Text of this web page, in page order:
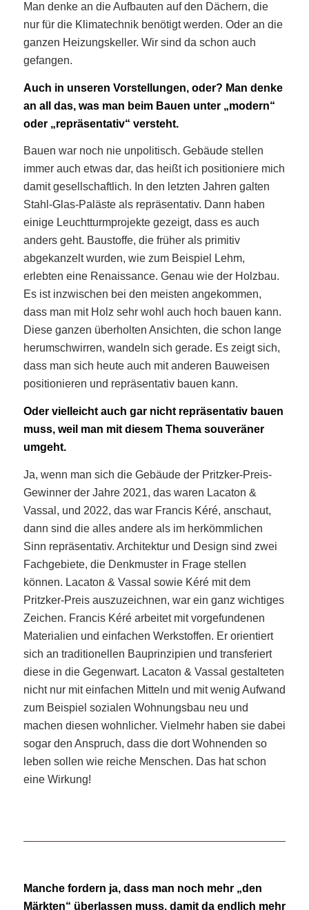
Man denke an die Aufbauten auf den Dächern, die
nur für die Klimatechnik benötigt werden. Oder an die
ganzen Heizungskeller. Wir sind da schon auch
gefangen.
Auch in unseren Vorstellungen, oder? Man denke
an all das, was man beim Bauen unter „modern“
oder „repräsentativ“ versteht.
Bauen war noch nie unpolitisch. Gebäude stellen
immer auch etwas dar, das heißt ich positioniere mich
damit gesellschaftlich. In den letzten Jahren galten
Stahl-Glas-Paläste als repräsentativ. Dann haben
einige Leuchtturmprojekte gezeigt, dass es auch
anders geht. Baustoffe, die früher als primitiv
abgekanzelt wurden, wie zum Beispiel Lehm,
erlebten eine Renaissance. Genau wie der Holzbau.
Es ist inzwischen bei den meisten angekommen,
dass man mit Holz sehr wohl auch hoch bauen kann.
Diese ganzen überholten Ansichten, die schon lange
herumschwirren, wandeln sich gerade. Es zeigt sich,
dass man sich heute auch mit anderen Bauweisen
positionieren und repräsentativ bauen kann.
Oder vielleicht auch gar nicht repräsentativ bauen
muss, weil man mit diesem Thema souveräner
umgeht.
Ja, wenn man sich die Gebäude der Pritzker-Preis-
Gewinner der Jahre 2021, das waren Lacaton &
Vassal, und 2022, das war Francis Kéré, anschaut,
dann sind die alles andere als im herkömmlichen
Sinn repräsentativ. Architektur und Design sind zwei
Fachgebiete, die Denkmuster in Frage stellen
können. Lacaton & Vassal sowie Kéré mit dem
Pritzker-Preis auszuzeichnen, war ein ganz wichtiges
Zeichen. Francis Kéré arbeitet mit vorgefundenen
Materialien und einfachen Werkstoffen. Er orientiert
sich an traditionellen Bauprinzipien und transferiert
diese in die Gegenwart. Lacaton & Vassal gestalteten
nicht nur mit einfachen Mitteln und mit wenig Aufwand
zum Beispiel sozialen Wohnungsbau neu und
machen diesen wohnlicher. Vielmehr haben sie dabei
sogar den Anspruch, dass die dort Wohnenden so
leben sollen wie reiche Menschen. Das hat schon
eine Wirkung!
Manche fordern ja, dass man noch mehr „den
Märkten“ überlassen muss, damit da endlich mehr